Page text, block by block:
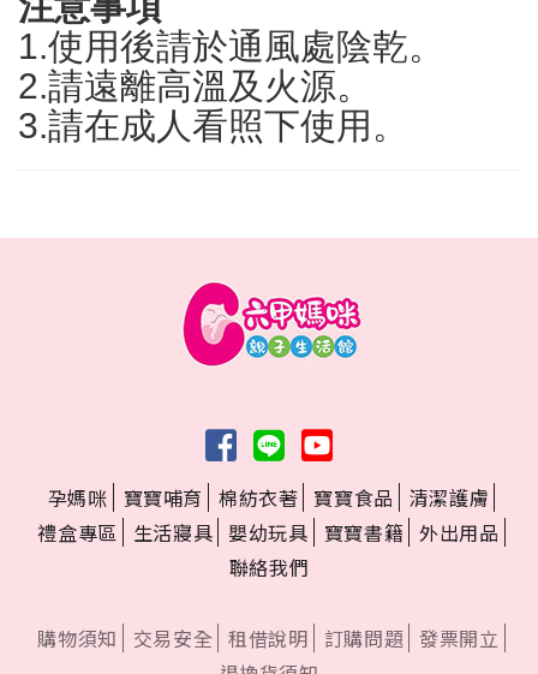
1.使用後請於通風處陰乾。
2.請遠離高溫及火源。
3.請在成人看照下使用。
孕媽咪 寶寶哺育 棉紡衣著 寶寶食品
清潔護膚
禮盒專區
生活寢具 嬰幼玩具 寶寶書籍 外出用品
聯絡我們
購物須知 交易安全 租借說明 訂購問題 發票開立